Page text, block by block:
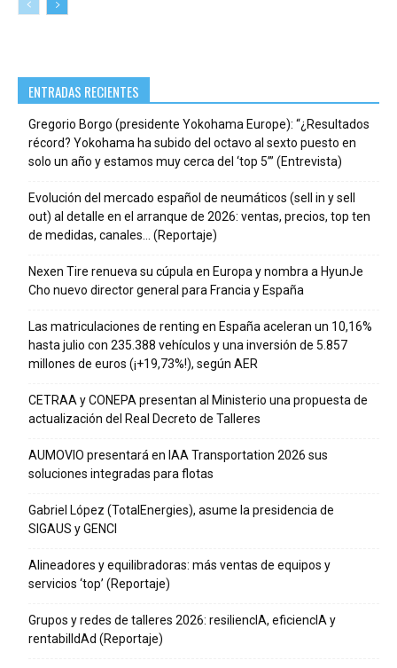
ENTRADAS RECIENTES
Gregorio Borgo (presidente Yokohama Europe): “¿Resultados
récord? Yokohama ha subido del octavo al sexto puesto en
solo un año y estamos muy cerca del ‘top 5’” (Entrevista)
Evolución del mercado español de neumáticos (sell in y sell
out) al detalle en el arranque de 2026: ventas, precios, top ten
de medidas, canales… (Reportaje)
Nexen Tire renueva su cúpula en Europa y nombra a HyunJe
Cho nuevo director general para Francia y España
Las matriculaciones de renting en España aceleran un 10,16%
hasta julio con 235.388 vehículos y una inversión de 5.857
millones de euros (¡+19,73%!), según AER
CETRAA y CONEPA presentan al Ministerio una propuesta de
actualización del Real Decreto de Talleres
AUMOVIO presentará en IAA Transportation 2026 sus
soluciones integradas para flotas
Gabriel López (TotalEnergies), asume la presidencia de
SIGAUS y GENCI
Alineadores y equilibradoras: más ventas de equipos y
servicios ‘top’ (Reportaje)
Grupos y redes de talleres 2026: resiliencIA, eficiencIA y
rentabilIdAd (Reportaje)